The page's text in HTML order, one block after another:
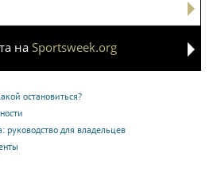
наSportsweek.org
остановиться?
руководство для владельцев